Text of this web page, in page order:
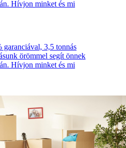
Hívjon minket és mi
3,5 tonnás
örömmel segít önnek
Hívjon minket és mi